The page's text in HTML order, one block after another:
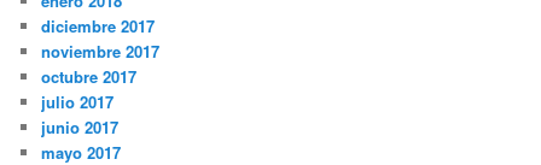
diciembre 2017
noviembre 2017
octubre 2017
julio 2017
junio 2017
mayo 2017